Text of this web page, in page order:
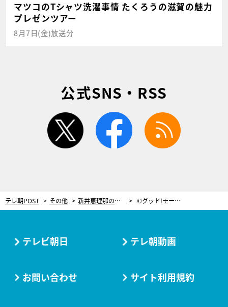
マツコのTシャツ洗濯事情 たくろうの滋賀の魅力
プレゼンツアー
8月7日(金)放送分
公式SNS・RSS
twitter facebook
テレ朝POST その他 新井恵理那の手が見事！『グッド!モーニング』4姉妹が“こぶたのレース”再現 ©グッド!モーニング
テレビ朝日 テレ朝動画
お問い合わせ サイト利用規約